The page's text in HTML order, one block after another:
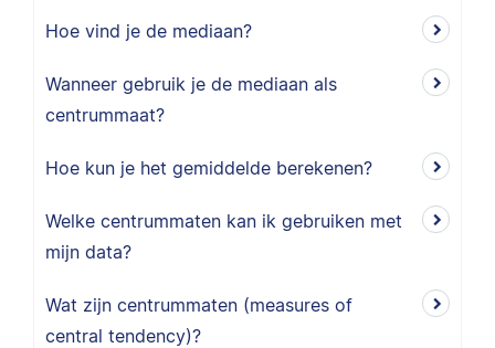
Hoe vind je de mediaan?
Wanneer gebruik je de mediaan als
centrummaat?
Hoe kun je het gemiddelde berekenen?
Welke centrummaten kan ik gebruiken met
mijn data?
Wat zijn centrummaten (measures of
central tendency)?